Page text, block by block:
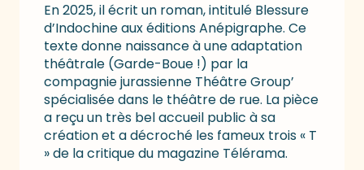
En 2025, il écrit un roman, intitulé Blessure
d’Indochine aux éditions Anépigraphe. Ce
texte donne naissance à une adaptation
théâtrale (Garde-Boue !) par la
compagnie jurassienne Théâtre Group’
spécialisée dans le théâtre de rue. La pièce
a reçu un très bel accueil public à sa
création et a décroché les fameux trois « T
» de la critique du magazine Télérama.